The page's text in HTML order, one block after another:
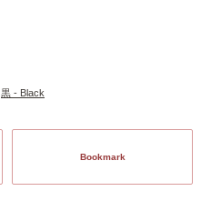
黒 - Black
Bookmark